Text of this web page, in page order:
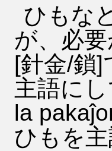
ひもな
が、必
[針金/鎖
主語に
la
ひもを